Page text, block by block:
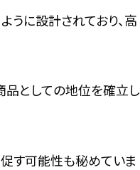
うに設計されており、高
としての地位を確立し
す可能性も秘めていま